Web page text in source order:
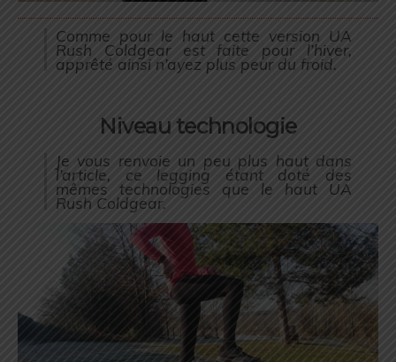
Comme pour le haut cette version UA
Rush Coldgear est faite pour l’hiver,
apprêté ainsi n’ayez plus peur du froid.
Niveau technologie
Je vous renvoie un peu plus haut dans
l’article, ce legging étant doté des
mêmes technologies que le haut UA
Rush Coldgear.